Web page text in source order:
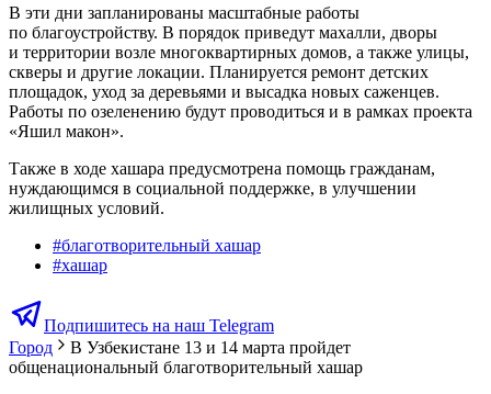
В эти дни запланированы масштабные работы
по благоустройству. В порядок приведут махалли, дворы
и территории возле многоквартирных домов, а также улицы,
скверы и другие локации. Планируется ремонт детских
площадок, уход за деревьями и высадка новых саженцев.
Работы по озеленению будут проводиться и в рамках проекта
«Яшил макон».
Также в ходе хашара предусмотрена помощь гражданам,
нуждающимся в социальной поддержке, в улучшении
жилищных условий.
#благотворительный хашар
#хашар
Подпишитесь на наш Telegram
Город
В Узбекистане 13 и 14 марта пройдет
общенациональный благотворительный хашар